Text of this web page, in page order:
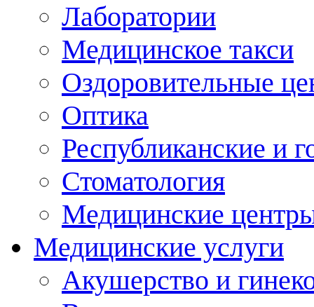
Лаборатории
Медицинское такси
Оздоровительные
Оптика
Республиканские и
Стоматология
Медицинские
Медицинские услуги
Акушерство и